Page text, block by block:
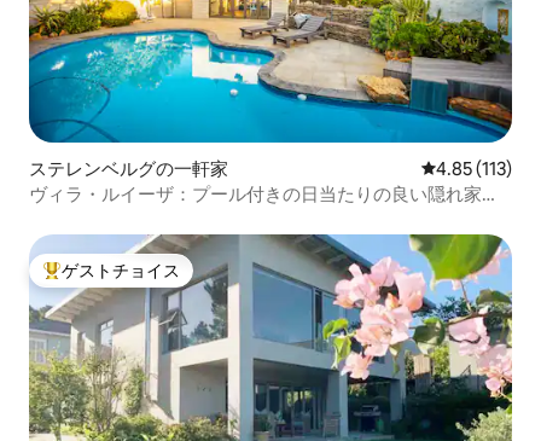
ステレンベルグの一軒家 レビュー113
4.85 (113)
ヴィラ・ルイーザ：プール付きの日当たりの良い隠れ家的
大好評のゲストチョイスです。
ゲストチョイス